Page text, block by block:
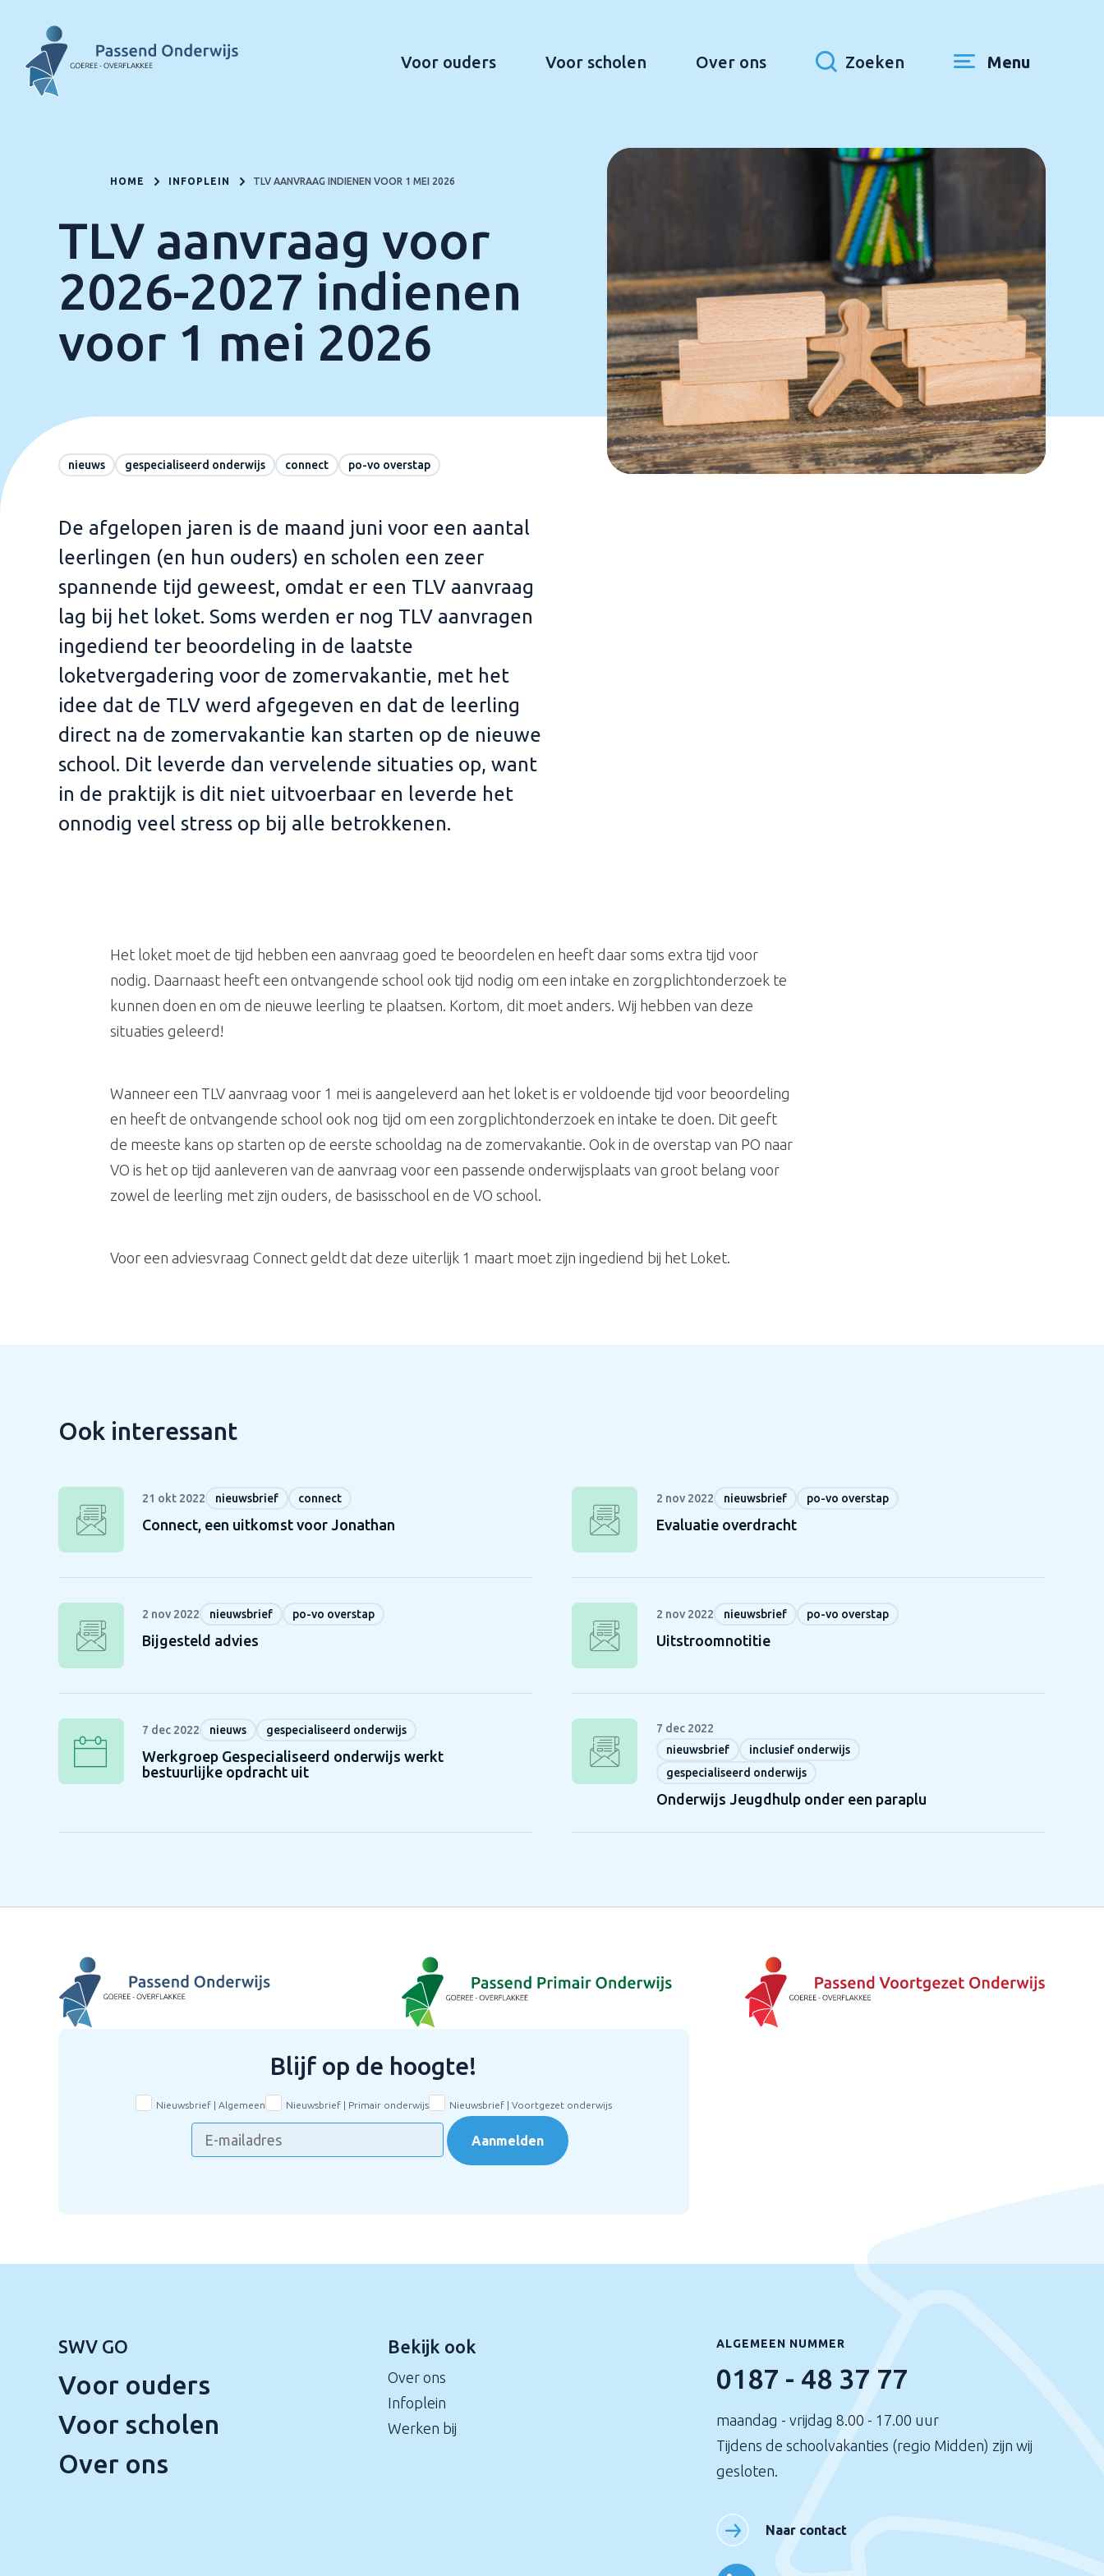
Voor ouders Voor scholen Over ons Zoeken Menu
HOME INFOPLEIN TLV AANVRAAG INDIENEN VOOR 1 MEI 2026
TLV aanvraag voor
2026-2027 indienen
voor 1 mei 2026
nieuws gespecialiseerd onderwijs connect po-vo overstap
De afgelopen jaren is de maand juni voor een aantal
leerlingen (en hun ouders) en scholen een zeer
spannende tijd geweest, omdat er een TLV aanvraag
lag bij het loket. Soms werden er nog TLV aanvragen
ingediend ter beoordeling in de laatste
loketvergadering voor de zomervakantie, met het
idee dat de TLV werd afgegeven en dat de leerling
direct na de zomervakantie kan starten op de nieuwe
school. Dit leverde dan vervelende situaties op, want
in de praktijk is dit niet uitvoerbaar en leverde het
onnodig veel stress op bij alle betrokkenen.
Het loket moet de tijd hebben een aanvraag goed te beoordelen en heeft daar soms extra tijd voor
nodig. Daarnaast heeft een ontvangende school ook tijd nodig om een intake en zorgplichtonderzoek te
kunnen doen en om de nieuwe leerling te plaatsen. Kortom, dit moet anders. Wij hebben van deze
situaties geleerd!
Wanneer een TLV aanvraag voor 1 mei is aangeleverd aan het loket is er voldoende tijd voor beoordeling
en heeft de ontvangende school ook nog tijd om een zorgplichtonderzoek en intake te doen. Dit geeft
de meeste kans op starten op de eerste schooldag na de zomervakantie.Ook in de overstap van PO naar
VO is het op tijd aanleveren van de aanvraag voor een passende onderwijsplaats van groot belang voor
zowel de leerling met zijn ouders, de basisschool en de VO school.
Voor een adviesvraag Connect geldt dat deze uiterlijk 1 maart moet zijn ingediend bij het Loket.
Ook interessant
Connect, een uitkomst voor Jonathan
21 okt 2022 nieuwsbrief connect
Evaluatie overdracht
2 nov 2022 nieuwsbrief po-vo overstap
Bijgesteld advies
2 nov 2022 nieuwsbrief po-vo overstap
Uitstroomnotitie
2 nov 2022 nieuwsbrief po-vo overstap
Werkgroep Gespecialiseerd onderwijs werkt
bestuurlijke opdracht uit
7 dec 2022 nieuws gespecialiseerd onderwijs
Onderwijs Jeugdhulp onder een paraplu
7 dec 2022
nieuwsbrief
inclusief onderwijs
gespecialiseerd onderwijs
Blijf op de hoogte!
Aanmelden
Nieuwsbrief | Algemeen Nieuwsbrief | Primair onderwijs Nieuwsbrief | Voortgezet onderwijs
SWV GO
Voor ouders
Voor scholen
Over ons
Bekijk ook
Over ons
Infoplein
Werken bij
ALGEMEEN NUMMER
0187 - 48 37 77
maandag - vrijdag 8.00 - 17.00 uur
Tijdens de schoolvakanties (regio Midden) zijn wij
gesloten.
Naar contact